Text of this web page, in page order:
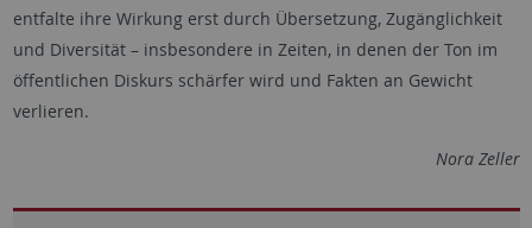
entfalte ihre Wirkung erst durch Übersetzung, Zugänglichkeit
und Diversität – insbesondere in Zeiten, in denen der Ton im
öffentlichen Diskurs schärfer wird und Fakten an Gewicht
verlieren.
Nora Zeller